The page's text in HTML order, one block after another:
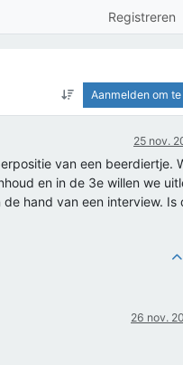
Registreren
Aanmelden om
25 nov.
van een beerdiertje.
en in de 3e willen we
hand van een interview. Is
26 nov.